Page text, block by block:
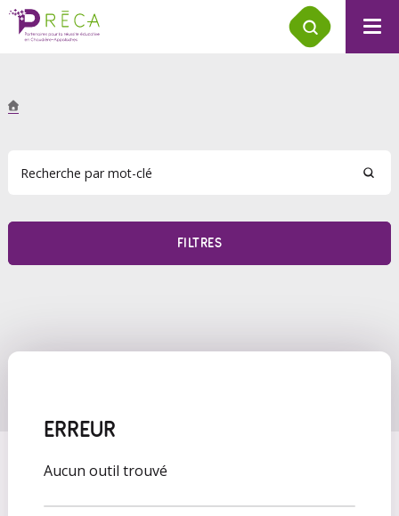
FILTRES
ERREUR
Aucun outil trouvé